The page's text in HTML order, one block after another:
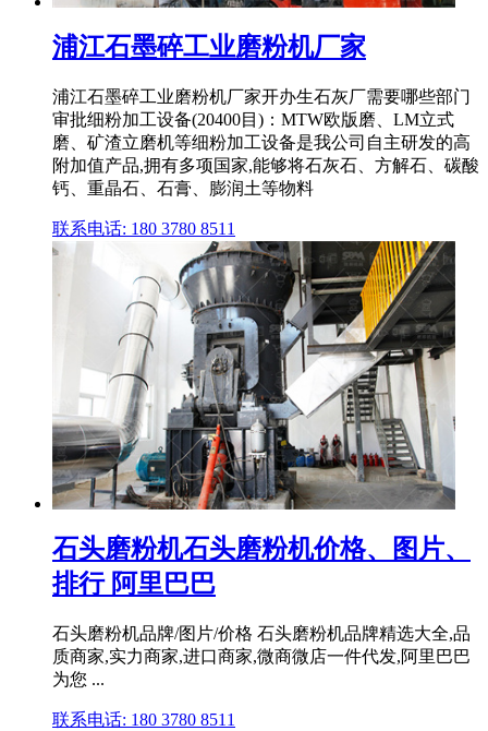
浦江石墨碎工业磨粉机厂家
浦江石墨碎工业磨粉机厂家开办生石灰厂需要哪些部门
审批细粉加工设备(20400目)：MTW欧版磨、LM立式
磨、矿渣立磨机等细粉加工设备是我公司自主研发的高
附加值产品,拥有多项国家,能够将石灰石、方解石、碳酸
钙、重晶石、石膏、膨润土等物料
联系电话: 180 3780 8511
石头磨粉机石头磨粉机价格、图片、
排行 阿里巴巴
石头磨粉机品牌/图片/价格 石头磨粉机品牌精选大全,品
质商家,实力商家,进口商家,微商微店一件代发,阿里巴巴
为您 ...
联系电话: 180 3780 8511